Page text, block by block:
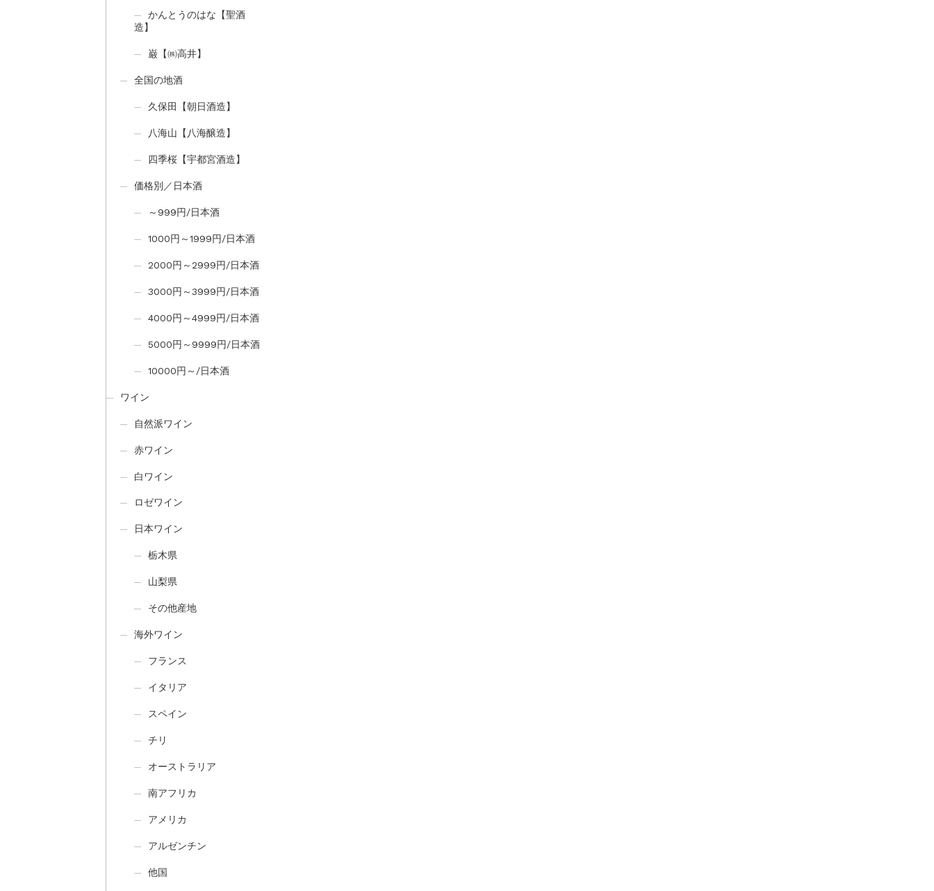
かんとうのはな【聖酒
造】
巌【㈱高井】
全国の地酒
久保田【朝日酒造】
八海山【八海醸造】
四季桜【宇都宮酒造】
価格別／日本酒
～999円/日本酒
1000円～1999円/日本酒
2000円～2999円/日本酒
3000円～3999円/日本酒
4000円～4999円/日本酒
5000円～9999円/日本酒
10000円～/日本酒
ワイン
自然派ワイン
赤ワイン
白ワイン
ロゼワイン
日本ワイン
栃木県
山梨県
その他産地
海外ワイン
フランス
イタリア
スペイン
チリ
オーストラリア
南アフリカ
アメリカ
アルゼンチン
他国